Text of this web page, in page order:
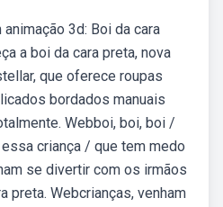
3d: Boi da cara
a boi da cara preta, nova
que oferece roupas
bordados manuais
Webboi, boi, boi /
criança / que tem medo
se divertir com os irmãos
preta. Webcrianças, venham